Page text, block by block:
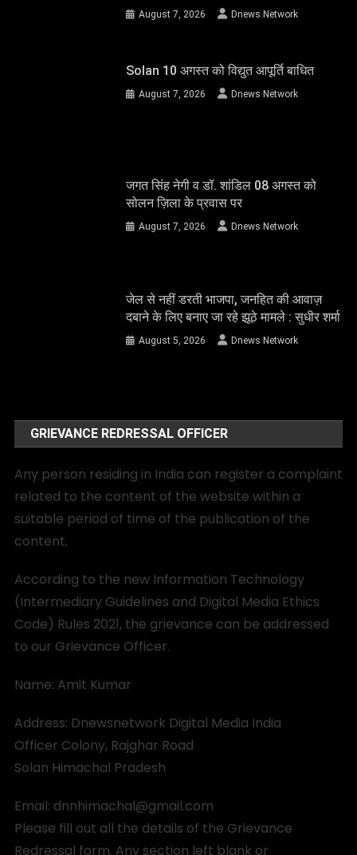
August 7, 2026 Dnews Network
Solan 10 अगस्त को विद्युत आपूर्ति बाधित
August 7, 2026 Dnews Network
जगत सिंह नेगी व डॉ. शांडिल 08 अगस्त को
सोलन ज़िला के प्रवास पर
August 7, 2026 Dnews Network
जेल से नहीं डरती भाजपा, जनहित की आवाज़
दबाने के लिए बनाए जा रहे झूठे मामले : सुधीर शर्मा
August 5, 2026 Dnews Network
GRIEVANCE REDRESSAL OFFICER
Any person residing in India can register a complaint
related to the content of the website within a
suitable period of time of the publication of the
content.
According to the new Information Technology
(Intermediary Guidelines and Digital Media Ethics
Code) Rules 2021, the grievance can be addressed
to our Grievance Officer.
Name: Amit Kumar
Address: Dnewsnetwork Digital Media India
Officer Colony, Rajghar Road
Solan Himachal Pradesh
Email: dnnhimachal@gmail.com
Please fill out all the details of the Grievance
Redressal form. Any section left blank or